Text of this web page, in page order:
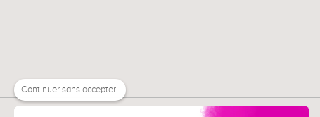
Continuer sans accepter